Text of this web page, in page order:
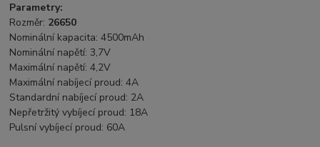
Parametry:
Rozměr: 26650
Nominální kapacita: 4500mAh
Nominální napětí: 3,7V
Maximální napětí: 4,2V
Maximální nabíjecí proud: 4A
Standardní nabíjecí proud: 2A
Nepřetržitý vybíjecí proud: 18A
Pulsní vybíjecí proud: 60A